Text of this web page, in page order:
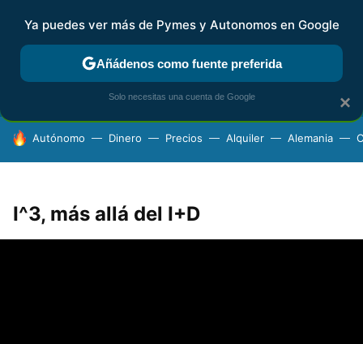
FISCALIDAD Y CONTABILIDAD KIT DIGITAL RENTA
HOY SE HABLA DE
Autónomo Dinero Precios Alquiler Alemania
I^3, más allá del I+D
×
Ya puedes ver más de Pymes y Autonomos en Google
Añádenos como fuente preferida
Solo necesitas una cuenta de Google